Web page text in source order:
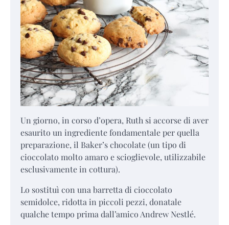
Un giorno, in corso d’opera, Ruth si accorse di aver
esaurito un ingrediente fondamentale per quella
preparazione, il Baker’s chocolate (un tipo di
cioccolato molto amaro e scioglievole, utilizzabile
esclusivamente in cottura).
Lo sostituì con una barretta di cioccolato
semidolce, ridotta in piccoli pezzi, donatale
qualche tempo prima dall’amico Andrew Nestlé.